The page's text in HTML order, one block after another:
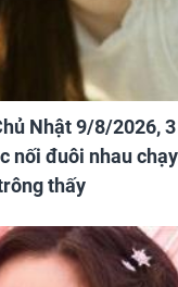
Nhật 9/8/2026,
nối đuôi nhau
thấy